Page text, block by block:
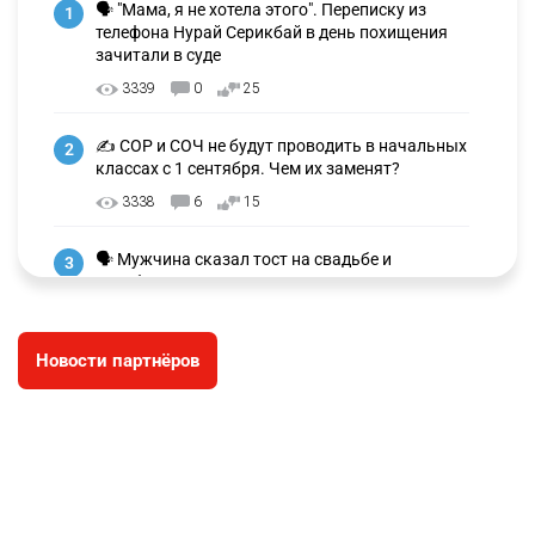
1
🗣 "Мама, я не хотела этого". Переписку из
телефона Нурай Серикбай в день похищения
зачитали в суде
3339 0 25
2
✍️ СОР и СОЧ не будут проводить в начальных
классах с 1 сентября. Чем их заменят?
3338 6 15
3
🗣 Мужчина сказал тост на свадьбе и
заработал уголовное дело
🐏 Скота больше, а мясо дороже. Почему в
Казахстане продолжают расти цены на
Новости партнёров